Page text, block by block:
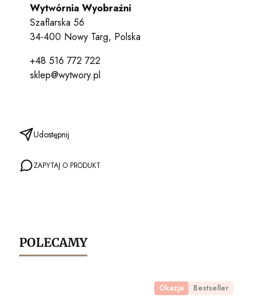
Wytwórnia Wyobraźni
Szaflarska 56
34-400 Nowy Targ, Polska
+48 516 772 722
sklep@wytwory.pl
Udostępnij
ZAPYTAJ O PRODUKT
POLECAMY
Okazja Bestseller